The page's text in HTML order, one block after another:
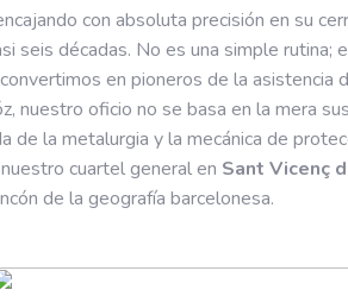
con absoluta precisión en su
seis décadas. No es una simple rutina;
en pioneros de la asistencia
nuestro oficio no se basa en la mera
de la metalurgia y la mecánica de
cuartel general en Sant Vicenç
de la geografía barcelonesa.